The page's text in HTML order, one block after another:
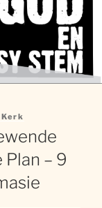
Kerk
Plan – 9